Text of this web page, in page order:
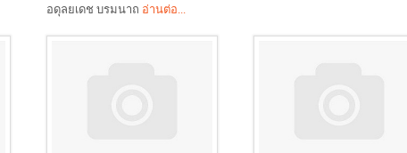
อดุลยเดช บรมนาถ อ่านต่อ...